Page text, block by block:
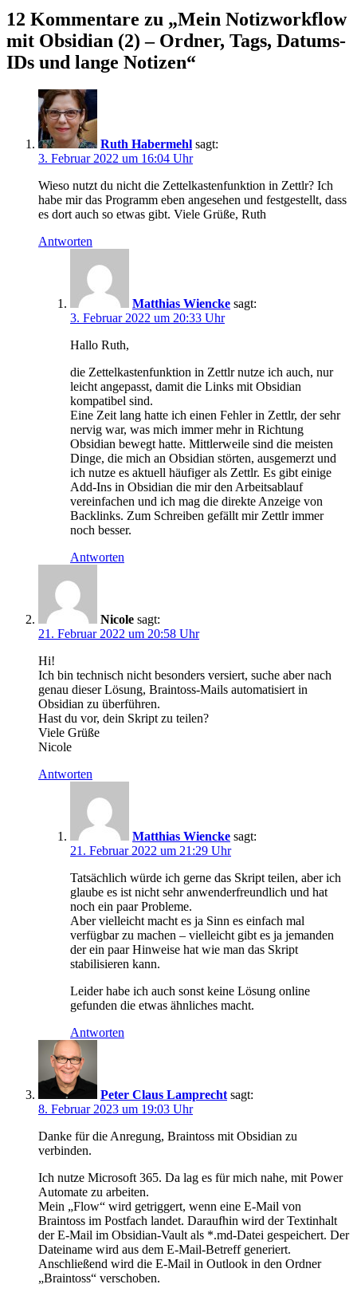
12 Kommentare zu „Mein Notizworkflow
mit Obsidian (2) – Ordner, Tags, Datums-
IDs und lange Notizen“
Ruth Habermehl sagt:
3. Februar 2022 um 16:04 Uhr
Wieso nutzt du nicht die Zettelkastenfunktion in Zettlr? Ich
habe mir das Programm eben angesehen und festgestellt, dass
es dort auch so etwas gibt. Viele Grüße, Ruth
Antworten
Matthias Wiencke sagt:
3. Februar 2022 um 20:33 Uhr
Hallo Ruth,
die Zettelkastenfunktion in Zettlr nutze ich auch, nur
leicht angepasst, damit die Links mit Obsidian
kompatibel sind.
Eine Zeit lang hatte ich einen Fehler in Zettlr, der sehr
nervig war, was mich immer mehr in Richtung
Obsidian bewegt hatte. Mittlerweile sind die meisten
Dinge, die mich an Obsidian störten, ausgemerzt und
ich nutze es aktuell häufiger als Zettlr. Es gibt einige
Add-Ins in Obsidian die mir den Arbeitsablauf
vereinfachen und ich mag die direkte Anzeige von
Backlinks. Zum Schreiben gefällt mir Zettlr immer
noch besser.
Antworten
Nicole sagt:
21. Februar 2022 um 20:58 Uhr
Hi!
Ich bin technisch nicht besonders versiert, suche aber nach
genau dieser Lösung, Braintoss-Mails automatisiert in
Obsidian zu überführen.
Hast du vor, dein Skript zu teilen?
Viele Grüße
Nicole
Antworten
Matthias Wiencke sagt:
21. Februar 2022 um 21:29 Uhr
Tatsächlich würde ich gerne das Skript teilen, aber ich
glaube es ist nicht sehr anwenderfreundlich und hat
noch ein paar Probleme.
Aber vielleicht macht es ja Sinn es einfach mal
verfügbar zu machen – vielleicht gibt es ja jemanden
der ein paar Hinweise hat wie man das Skript
stabilisieren kann.
Leider habe ich auch sonst keine Lösung online
gefunden die etwas ähnliches macht.
Antworten
Peter Claus Lamprecht sagt:
8. Februar 2023 um 19:03 Uhr
Danke für die Anregung, Braintoss mit Obsidian zu
verbinden.
Ich nutze Microsoft 365. Da lag es für mich nahe, mit Power
Automate zu arbeiten.
Mein „Flow“ wird getriggert, wenn eine E-Mail von
Braintoss im Postfach landet. Daraufhin wird der Textinhalt
der E-Mail im Obsidian-Vault als *.md-Datei gespeichert. Der
Dateiname wird aus dem E-Mail-Betreff generiert.
Anschließend wird die E-Mail in Outlook in den Ordner
„Braintoss“ verschoben.